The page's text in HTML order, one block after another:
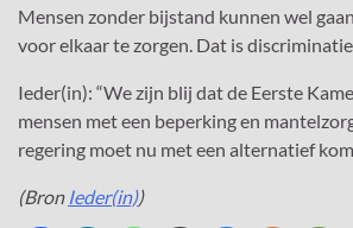
Mensen zonder bijstand kunnen wel
voor elkaar te zorgen. Dat is discriminatie.
Ieder(in): “We zijn blij dat de Eerste
mensen met een beperking en
regering moet nu met een alternatief
(Bron Ieder(in))